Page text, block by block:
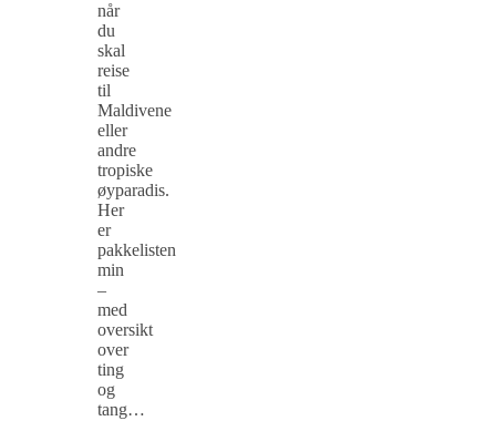
når
du
skal
reise
til
Maldivene
eller
andre
tropiske
øyparadis.
Her
er
pakkelisten
min
–
med
oversikt
over
ting
og
tang…